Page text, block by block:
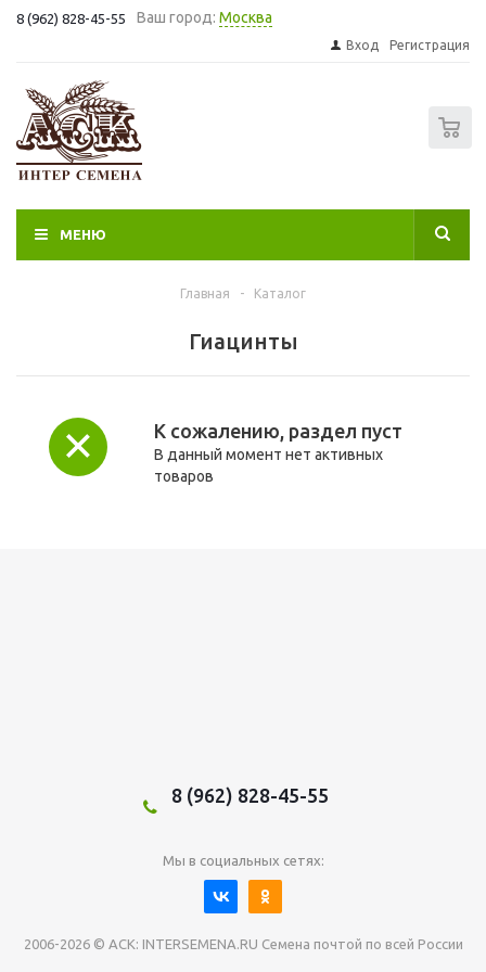
8 (962) 828-45-55 Ваш город: Москва
Вход Регистрация
МЕНЮ
Главная - Каталог
Гиацинты
К сожалению, раздел пуст
В данный момент нет активных
товаров
8 (962) 828-45-55
Мы в социальных сетях:
2006-2026 © АСК: INTERSEMENA.RU Семена почтой по всей России